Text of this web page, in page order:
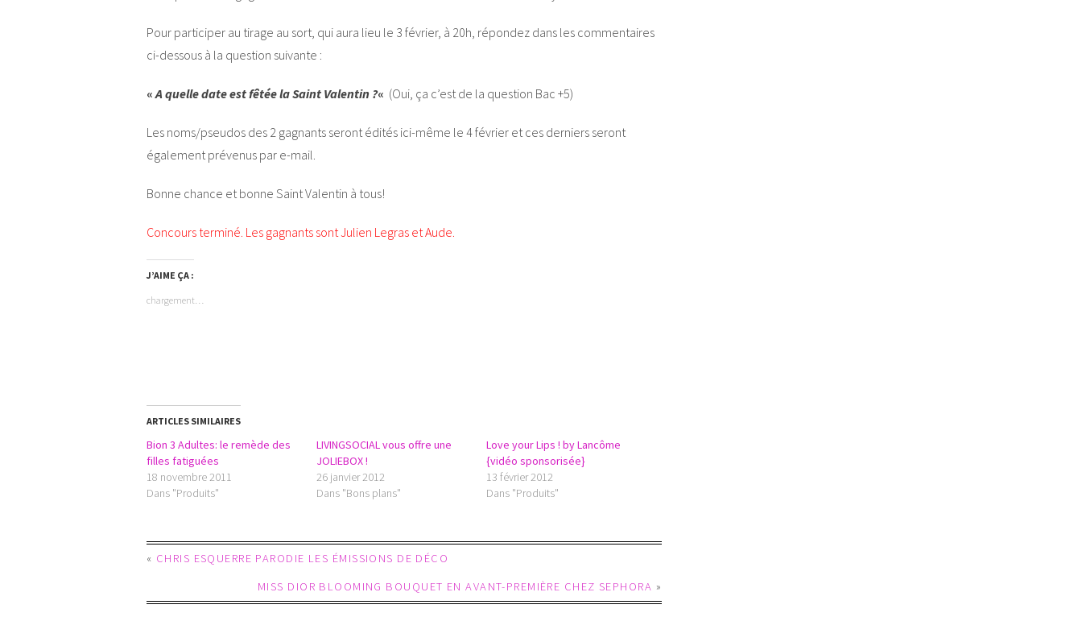
Pour participer au tirage au sort, qui aura lieu le 3 février, à 20h, répondez dans les commentaires
ci-dessous à la question suivante :
«A quelle date est fêtée la Saint Valentin ?« (Oui, ça c’est de la question Bac +5)
Les noms/pseudos des 2 gagnants seront édités ici-même le 4 février et ces derniers seront
également prévenus par e-mail.
Bonne chance et bonne Saint Valentin à tous!
Concours terminé. Les gagnants sont Julien Legras et Aude.
J’AIME ÇA :
chargement…
ARTICLES SIMILAIRES
Bion 3 Adultes: le remède des
filles fatiguées
18 novembre 2011
Dans "Produits"
LIVINGSOCIAL vous offre une
JOLIEBOX !
26 janvier 2012
Dans "Bons plans"
Love your Lips ! by Lancôme
{vidéo sponsorisée}
13 février 2012
Dans "Produits"
« CHRIS ESQUERRE PARODIE LES ÉMISSIONS DE DÉCO
MISS DIOR BLOOMING BOUQUET EN AVANT-PREMIÈRE CHEZ SEPHORA »